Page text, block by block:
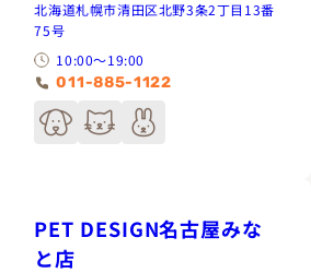
北海道札幌市清田区北野3条2丁目13番
75号
10:00～19:00
011-885-1122
PET DESIGN名古屋みな
と店